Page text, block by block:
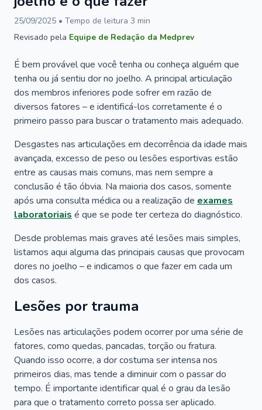
25/09/2025 • Tempo de leitura 3 min
Revisado pela Equipe de Redação da Medprev
É bem provável que você tenha ou conheça alguém que
tenha ou já sentiu dor no joelho. A principal articulação
dos membros inferiores pode sofrer em razão de
diversos fatores – e identificá-los corretamente é o
primeiro passo para buscar o tratamento mais adequado.
Desgastes nas articulações em decorrência da idade mais
avançada, excesso de peso ou lesões esportivas estão
entre as causas mais comuns, mas nem sempre a
conclusão é tão óbvia. Na maioria dos casos, somente
após uma consulta médica ou a realização de exames
laboratoriaisé que se pode ter certeza do diagnóstico.
Desde problemas mais graves até lesões mais simples,
listamos aqui alguma das principais causas que provocam
dores no joelho – e indicamos o que fazer em cada um
dos casos.
Lesões por trauma
Lesões nas articulações podem ocorrer por uma série de
fatores, como quedas, pancadas, torção ou fratura.
Quando isso ocorre, a dor costuma ser intensa nos
primeiros dias, mas tende a diminuir com o passar do
tempo. É importante identificar qual é o grau da lesão
para que o tratamento correto possa ser aplicado.